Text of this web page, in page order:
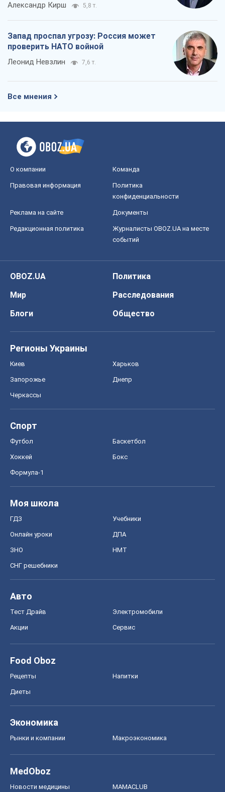
Александр Кирш 5,8 т.
Запад проспал угрозу: Россия может
проверить НАТО войной
Леонид Невзлин 7,6 т.
Все мнения
О компании Команда
Правовая информация
Политика
конфиденциальности
Реклама на сайте Документы
Редакционная политика
Журналисты OBOZ.UA на месте
событий
OBOZ.UA
Политика
Мир
Расследования
Блоги
Общество
Регионы Украины
Киев Харьков
Запорожье Днепр
Черкассы
Спорт
Футбол Баскетбол
Хоккей Бокс
Формула-1
Моя школа
ГДЗ Учебники
Онлайн уроки ДПА
ЗНО НМТ
СНГ решебники
Авто
Тест Драйв Электромобили
Акции Сервис
Food Oboz
Рецепты Напитки
Диеты
Экономика
Рынки и компании Mакроэкономика
MedOboz
Новости медицины MAMACLUB